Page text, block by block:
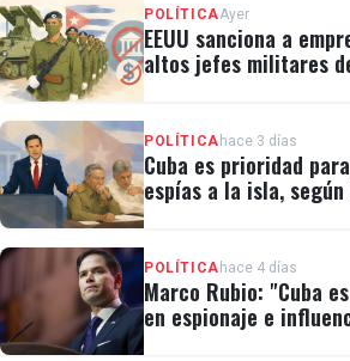
POLÍTICAAyer
EEUU sanciona a
altos jefes militares
POLÍTICA hace 3 días
Cuba es prioridad
espías a la isla,
POLÍTICA hace 4 días
Marco Rubio: "Cuba
en espionaje e